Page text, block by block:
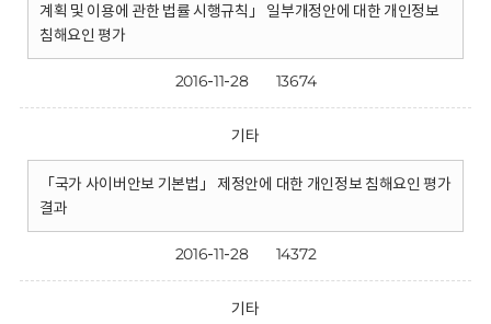
계획 및 이용에 관한 법률 시행규칙」 일부개정안에 대한 개인정보
침해요인 평가
2016-11-28 13674
기타
「국가 사이버안보 기본법」 제정안에 대한 개인정보 침해요인 평가
결과
2016-11-28 14372
기타